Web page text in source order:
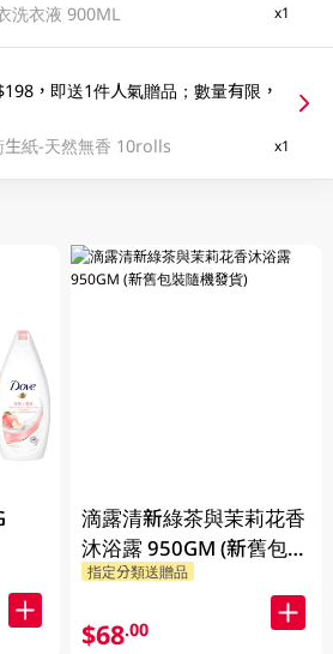
洗衣液 900ML x1
，即送1件人氣贈品；數量有限，
生紙-天然無香 10rolls x1
滴露清新綠茶與茉莉花香
沐浴露 950GM (新舊包裝
隨機發貨)
指定分類送贈品
$68.00